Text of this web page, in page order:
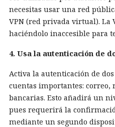
necesitas usar una red
VPN (red privada virtual). La
haciéndolo inaccesible para
4. Usa la autenticación de
Activa la autenticación de
cuentas importantes: correo,
bancarias. Esto añadirá un
pues requerirá la
mediante un segundo